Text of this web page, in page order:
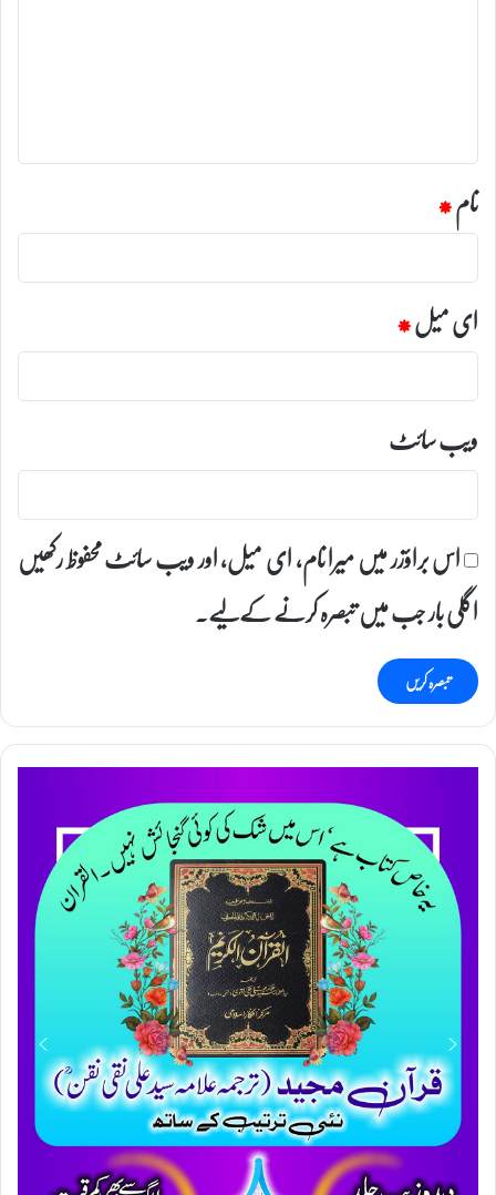
نام*
ای میل*
ویب‌ سائٹ
اس براؤزر میں میرا نام، ای میل، اور ویب سائٹ محفوظ رکھیں
اگلی بار جب میں تبصرہ کرنے کےلیے۔